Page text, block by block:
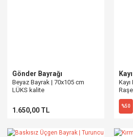
Gönder Bayrağı
Beyaz Bayrak | 70x105 cm
LÜKS kalite
1.650,00 TL %50